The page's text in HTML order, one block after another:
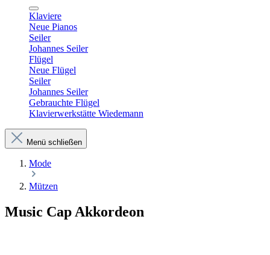
Klaviere
Neue Pianos
Seiler
Johannes Seiler
Flügel
Neue Flügel
Seiler
Johannes Seiler
Gebrauchte Flügel
Klavierwerkstätte Wiedemann
Menü schließen
Mode
Mützen
Music Cap Akkordeon